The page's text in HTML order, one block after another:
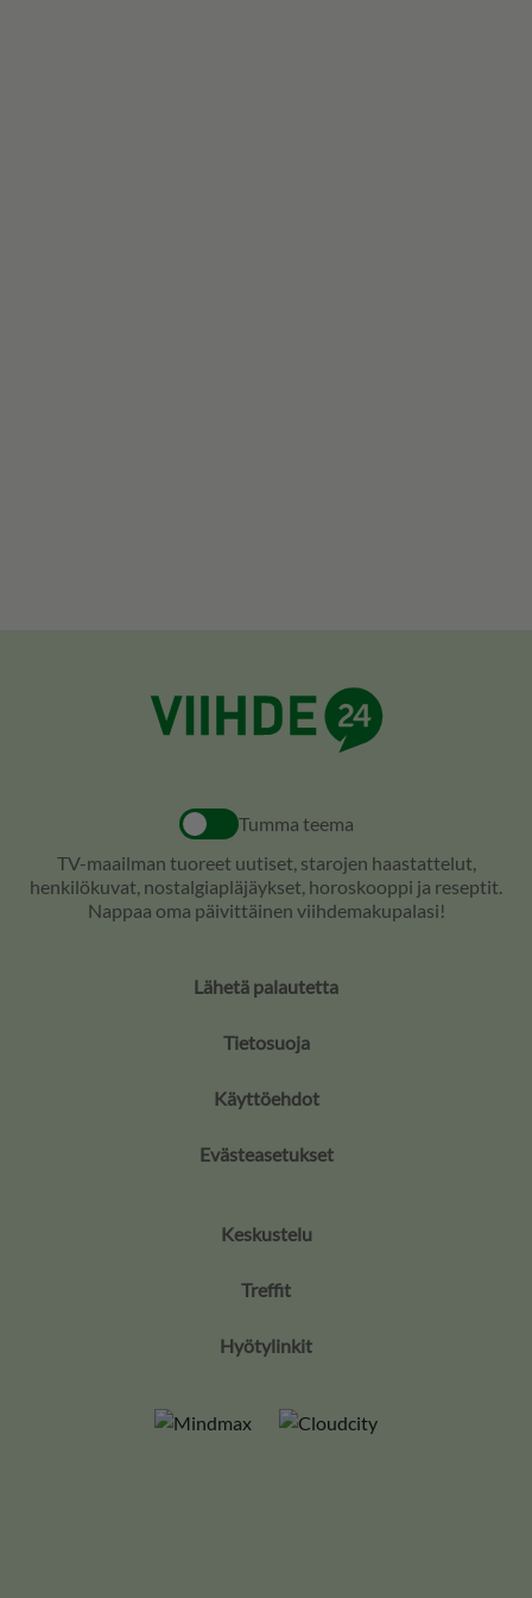
Tumma teema
TV-maailman tuoreet uutiset, starojen haastattelut,
henkilökuvat, nostalgiapläjäykset, horoskooppi ja reseptit.
Nappaa oma päivittäinen viihdemakupalasi!
Lähetä palautetta
Tietosuoja
Käyttöehdot
Evästeasetukset
Keskustelu
Treffit
Hyötylinkit